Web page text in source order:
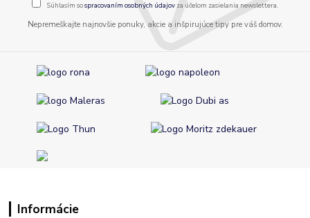
Súhlasím sospracovaním osobných údajov za účelom zasielania newslettera.
Nepremeškajte najnovšie ponuky, akcie a inšpirujúce tipy pre váš domov.
Informácie